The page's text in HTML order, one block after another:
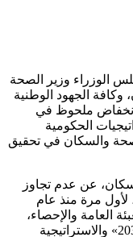
الوزراء وزير الصحة
الجهود الوطنية
انخفاض ملحوظ في
الحكومية
والسكان في تحقيق
عن عدم تجاوز
سنويا، لأول مرة منذ عام
العامة والإحصاء،
وفي إطار العمل على تحقيق رؤية «مصر 2030» والاستراتيجية